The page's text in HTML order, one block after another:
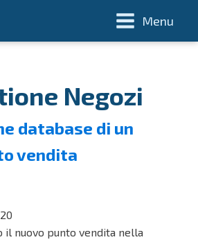
Menu
Negozi
database di un
vendita
il nuovo punto vendita nella